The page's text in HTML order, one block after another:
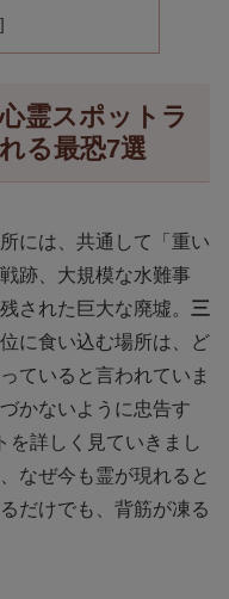
霊スポットラ
る最恐7選
には、共通して「重い
跡、大規模な水難事
された巨大な廃墟。 三
に食い込む場所は、ど
ていると言われていま
かないように忠告す
を詳しく見ていきまし
なぜ今も霊が現れると
だけでも、背筋が凍る